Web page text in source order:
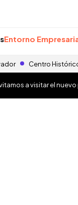
Entorno
Centro
a visitar el